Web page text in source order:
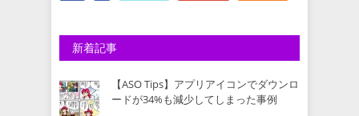
新着記事
【ASO Tips】アプリアイコンでダウンロ
ードが34%も減少してしまった事例